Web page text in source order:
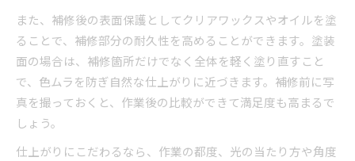
また、補修後の表面保護としてクリアワックスやオイルを塗
ることで、補修部分の耐久性を高めることができます。塗装
面の場合は、補修箇所だけでなく全体を軽く塗り直すこと
で、色ムラを防ぎ自然な仕上がりに近づきます。補修前に写
真を撮っておくと、作業後の比較ができて満足度も高まるで
しょう。
仕上がりにこだわるなら、作業の都度、光の当たり方や角度